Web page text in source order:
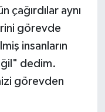
çağırdılar aynı
görevde
insanların
dedim.
görevden